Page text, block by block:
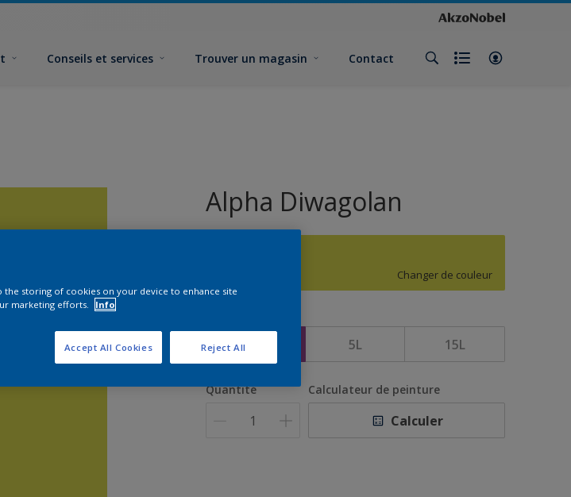
Conseils et services Trouver un magasin Contact
Alpha Diwagolan
Changer de couleur
5L 15L
Quantité Calculateur de peinture
Calculer
the storing of cookies on your device to enhance site
marketing efforts.
Info
Reject All
Accept All Cookies